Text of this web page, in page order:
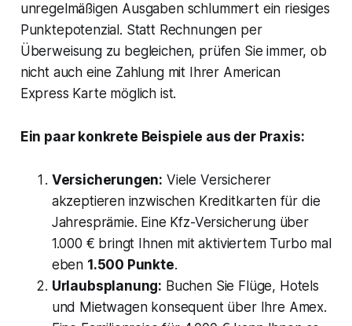
unregelmäßigen Ausgaben schlummert ein riesiges
Punktepotenzial. Statt Rechnungen per
Überweisung zu begleichen, prüfen Sie immer, ob
nicht auch eine Zahlung mit Ihrer American
Express Karte möglich ist.
Ein paar konkrete Beispiele aus der Praxis:
Versicherungen: Viele Versicherer
akzeptieren inzwischen Kreditkarten für die
Jahresprämie. Eine Kfz-Versicherung über
1.000 € bringt Ihnen mit aktiviertem Turbo mal
eben 1.500 Punkte.
Urlaubsplanung: Buchen Sie Flüge, Hotels
und Mietwagen konsequent über Ihre Amex.